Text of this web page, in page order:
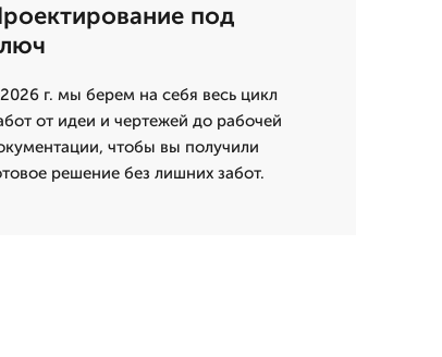
под
г. мы берем на себя весь цикл
от идеи и чертежей до рабочей
чтобы вы получили
решение без лишних забот.